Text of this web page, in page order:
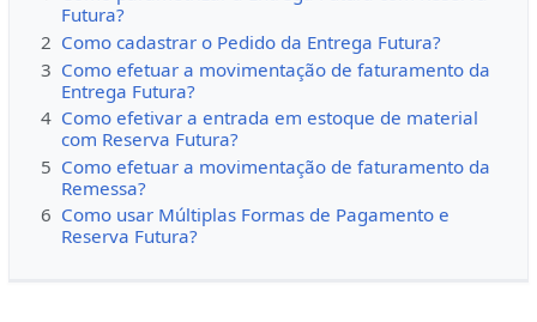
Futura?
2 Como cadastrar o Pedido da Entrega Futura?
3 Como efetuar a movimentação de faturamento da
Entrega Futura?
4 Como efetivar a entrada em estoque de material
com Reserva Futura?
5 Como efetuar a movimentação de faturamento da
Remessa?
6 Como usar Múltiplas Formas de Pagamento e
Reserva Futura?